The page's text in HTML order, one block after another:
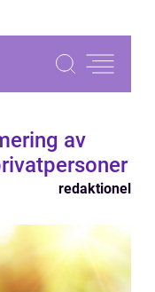
av
redaktionel